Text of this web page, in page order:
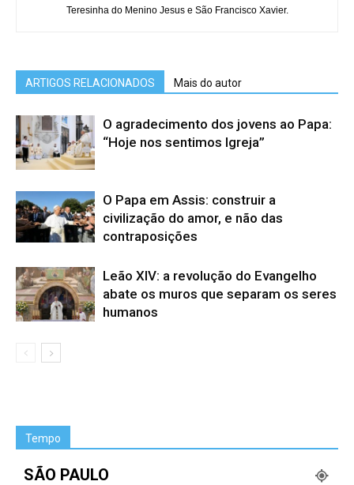
Teresinha do Menino Jesus e São Francisco Xavier.
ARTIGOS RELACIONADOS Mais do autor
O agradecimento dos jovens ao Papa:
“Hoje nos sentimos Igreja”
O Papa em Assis: construir a
civilização do amor, e não das
contraposições
Leão XIV: a revolução do Evangelho
abate os muros que separam os seres
humanos
Tempo
SÃO PAULO